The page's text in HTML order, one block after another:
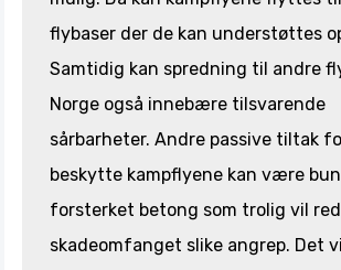
flybaser der de kan understøttes
Samtidig kan spredning til andre
Norge også innebære tilsvarende
sårbarheter. Andre passive tiltak
beskytte kampflyene kan være
forsterket betong som trolig vil
skadeomfanget slike angrep. Det